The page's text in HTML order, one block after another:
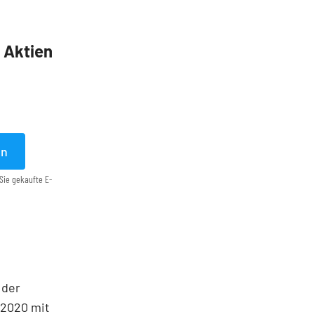
Aktien
gekaufte E-
mit